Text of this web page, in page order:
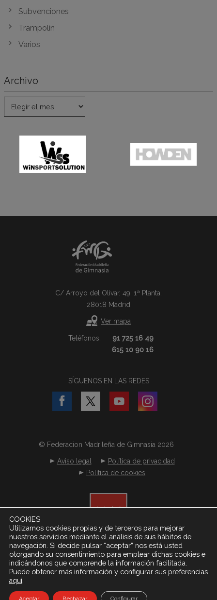
Subvenciones
Trampolín
Varios
Archivo
C/ Arroyo del Olivar, 49. 1ª Planta.
28018 Madrid
Ver mapa
Teléfonos:
91 725 16 49
615 10 90 16
SÍGUENOS EN LAS REDES
© Federacion Madrileña de Gimnasia 2026
Aviso legal
Política de privacidad
Política de cookies
COOKIES
Utilizamos cookies propias y de terceros para mejorar
nuestros servicios mediante el análisis de sus hábitos de
navegación. Si decide pulsar “aceptar” nos está usted
otorgando su consentimiento para emplear dichas cookies e
indicándonos que comprende la información facilitada.
Puede obtener más información y configurar sus preferencias
aquí
Aceptar Rechazar Configurar